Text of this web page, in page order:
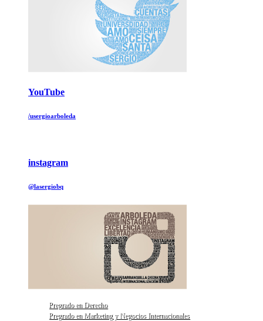
YouTube
/usergioarboleda
instagram
@lasergiobq
Pregrado en Derecho
Pregrado en Marketing y Negocios Internacionales